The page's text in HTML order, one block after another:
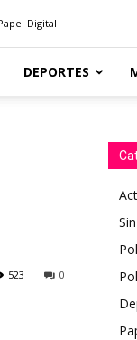
Digital
DEPORTES
0
523